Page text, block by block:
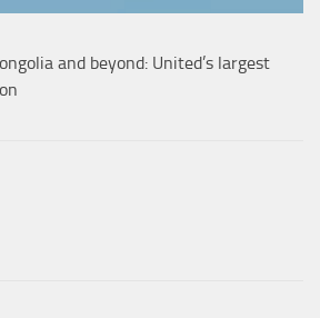
and beyond: United’s largest